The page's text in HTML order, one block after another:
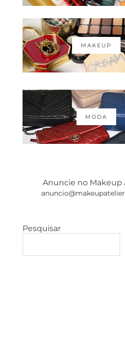
MAKEUP
MODA
Anuncie no Makeup
Pesquisar